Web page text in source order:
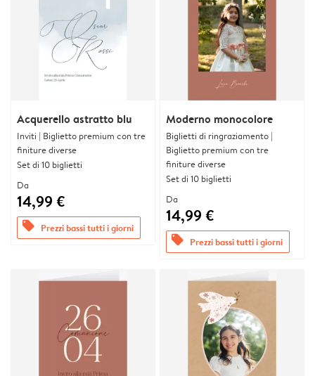
Acquerello astratto blu
Inviti | Biglietto premium con tre
finiture diverse
Set di 10 biglietti
Da
14,99 €
offers Prezzi bassi tutti i giorni
Moderno monocolore
Biglietti di ringraziamento |
Biglietto premium con tre
finiture diverse
Set di 10 biglietti
Da
14,99 €
offers Prezzi bassi tutti i giorni